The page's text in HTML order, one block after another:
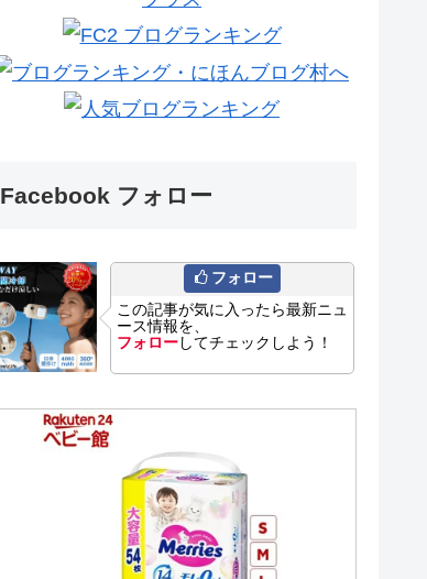
Facebook フォロー
フォロー
この記事が気に入ったら最新ニュ
ース情報を、
フォローしてチェックしよう！